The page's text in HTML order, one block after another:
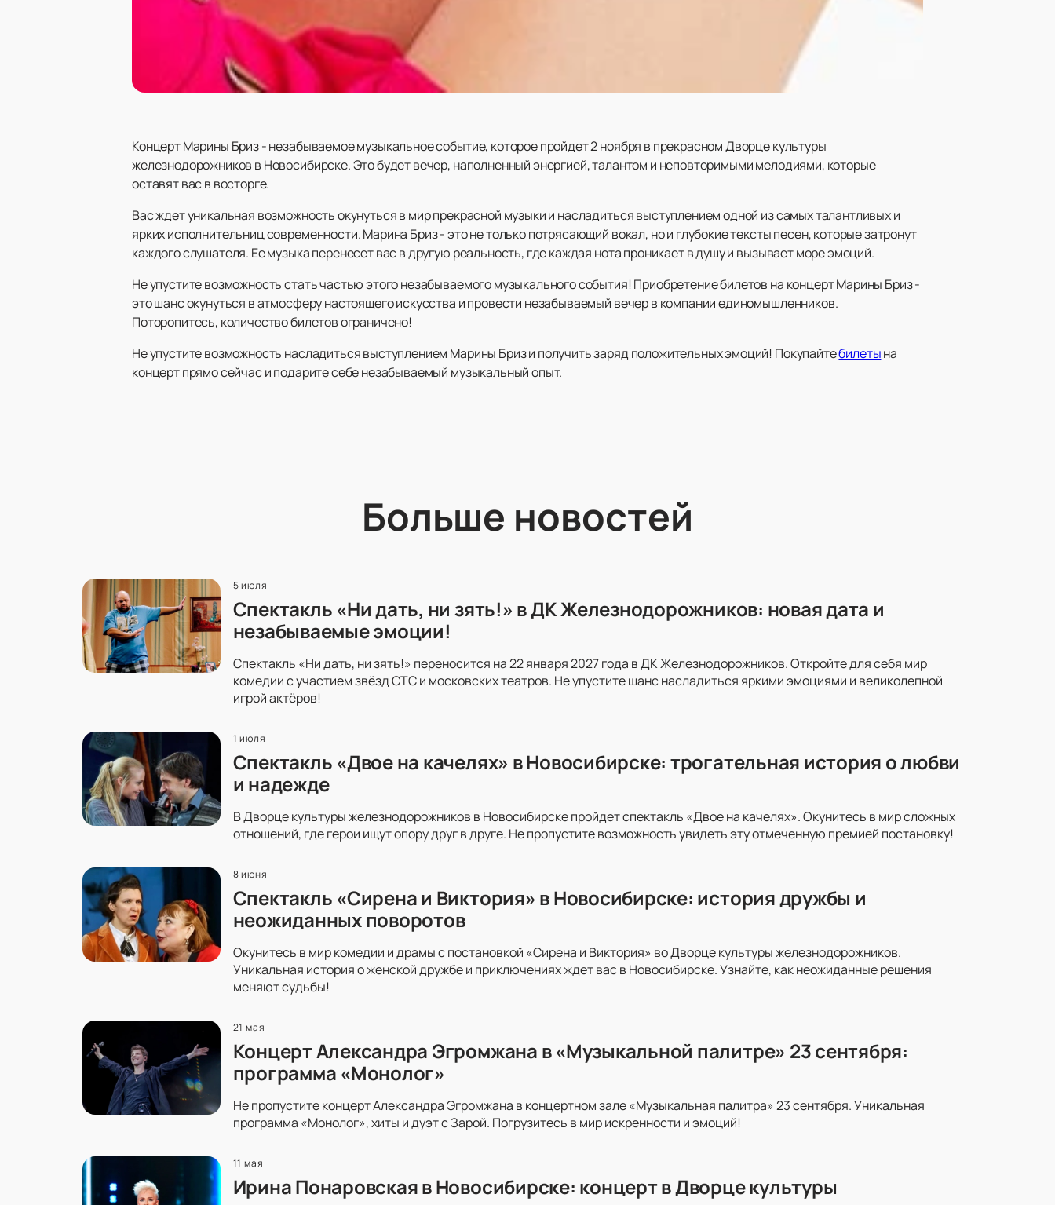
Концерт Марины Бриз - незабываемое музыкальное событие, которое пройдет 2 ноября в прекрасном Дворце культуры
железнодорожников в Новосибирске. Это будет вечер, наполненный энергией, талантом и неповторимыми мелодиями, которые
оставят вас в восторге.
Вас ждет уникальная возможность окунуться в мир прекрасной музыки и насладиться выступлением одной из самых талантливых и
ярких исполнительниц современности. Марина Бриз - это не только потрясающий вокал, но и глубокие тексты песен, которые затронут
каждого слушателя. Ее музыка перенесет вас в другую реальность, где каждая нота проникает в душу и вызывает море эмоций.
Не упустите возможность стать частью этого незабываемого музыкального события! Приобретение билетов на концерт Марины Бриз -
это шанс окунуться в атмосферу настоящего искусства и провести незабываемый вечер в компании единомышленников.
Поторопитесь, количество билетов ограничено!
Не упустите возможность насладиться выступлением Марины Бриз и получить заряд положительных эмоций! Покупайтебилетына
концерт прямо сейчас и подарите себе незабываемый музыкальный опыт.
Больше новостей
5 июля
Спектакль «Ни дать, ни зять!» в ДК Железнодорожников: новая дата и
незабываемые эмоции!
Спектакль «Ни дать, ни зять!» переносится на 22 января 2027 года в ДК Железнодорожников. Откройте для себя мир
комедии с участием звёзд СТС и московских театров. Не упустите шанс насладиться яркими эмоциями и великолепной
игрой актёров!
1 июля
Спектакль «Двое на качелях» в Новосибирске: трогательная история о любви
и надежде
В Дворце культуры железнодорожников в Новосибирске пройдет спектакль «Двое на качелях». Окунитесь в мир сложных
отношений, где герои ищут опору друг в друге. Не пропустите возможность увидеть эту отмеченную премией постановку!
8 июня
Спектакль «Сирена и Виктория» в Новосибирске: история дружбы и
неожиданных поворотов
Окунитесь в мир комедии и драмы с постановкой «Сирена и Виктория» во Дворце культуры железнодорожников.
Уникальная история о женской дружбе и приключениях ждет вас в Новосибирске. Узнайте, как неожиданные решения
меняют судьбы!
21 мая
Концерт Александра Эгромжана в «Музыкальной палитре» 23 сентября:
программа «Монолог»
Не пропустите концерт Александра Эгромжана в концертном зале «Музыкальная палитра» 23 сентября. Уникальная
программа «Монолог», хиты и дуэт с Зарой. Погрузитесь в мир искренности и эмоций!
11 мая
Ирина Понаровская в Новосибирске: концерт в Дворце культуры